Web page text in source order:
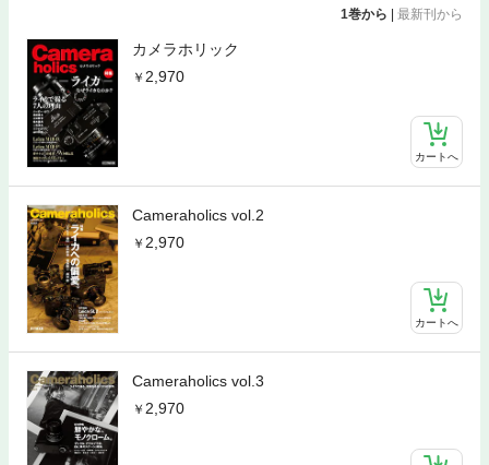
1巻から | 最新刊から
カメラホリック
2,970
カートへ
Cameraholics vol.2
2,970
カートへ
Cameraholics vol.3
2,970